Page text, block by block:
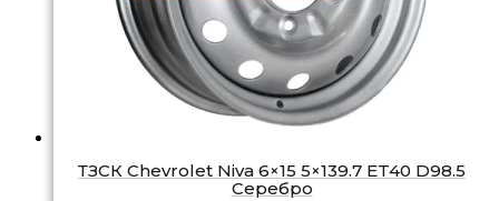
ТЗСК Chevrolet Niva 6×15 5×139.7 ET40 D98.5
Серебро